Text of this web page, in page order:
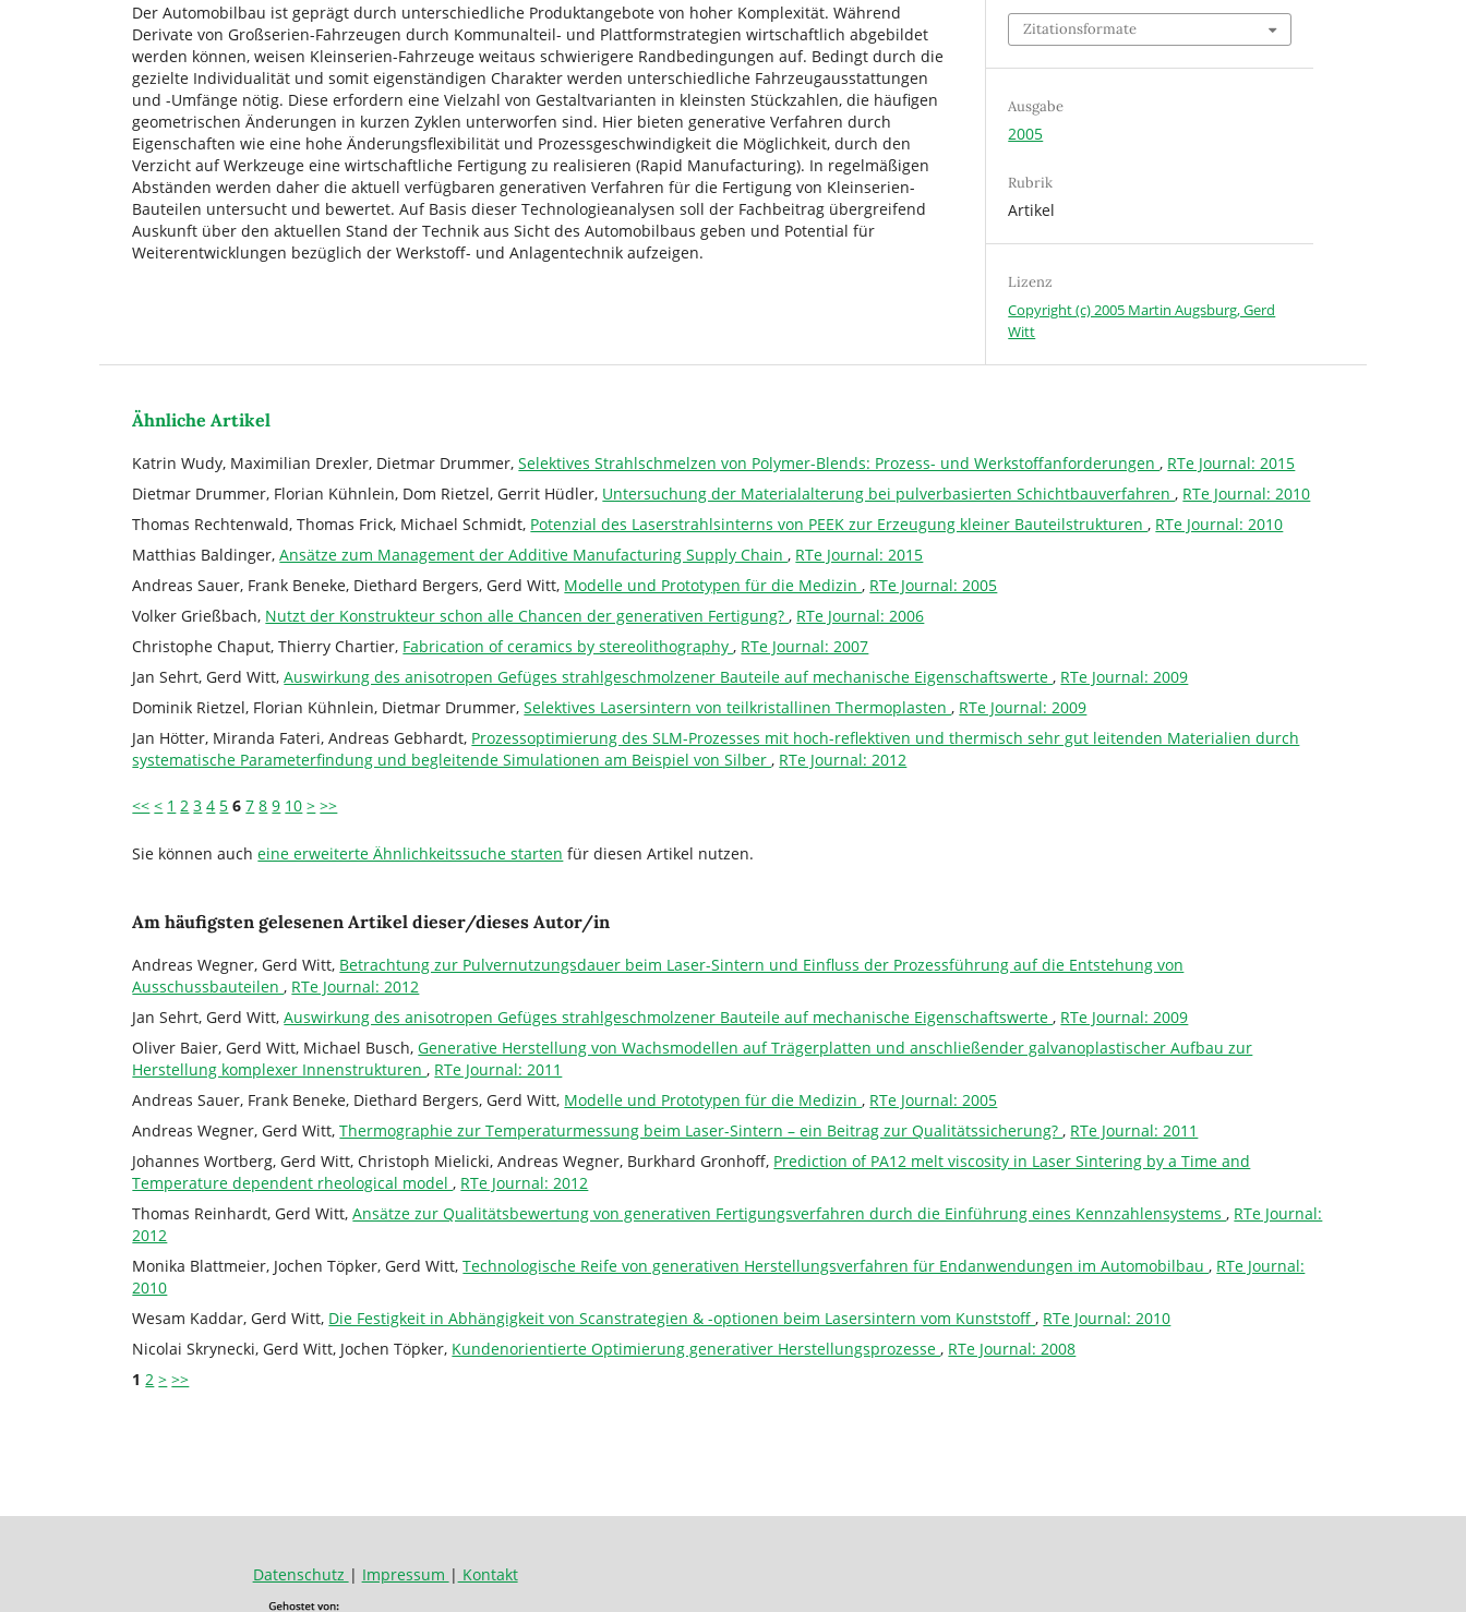
Der Automobilbau ist geprägt durch unterschiedliche Produktangebote von hoher Komplexität. Während
Derivate von Großserien-Fahrzeugen durch Kommunalteil- und Plattformstrategien wirtschaftlich abgebildet
werden können, weisen Kleinserien-Fahrzeuge weitaus schwierigere Randbedingungen auf. Bedingt durch die
gezielte Individualität und somit eigenständigen Charakter werden unterschiedliche Fahrzeugausstattungen
und -Umfänge nötig. Diese erfordern eine Vielzahl von Gestaltvarianten in kleinsten Stückzahlen, die häufigen
geometrischen Änderungen in kurzen Zyklen unterworfen sind. Hier bieten generative Verfahren durch
Eigenschaften wie eine hohe Änderungsflexibilität und Prozessgeschwindigkeit die Möglichkeit, durch den
Verzicht auf Werkzeuge eine wirtschaftliche Fertigung zu realisieren (Rapid Manufacturing). In regelmäßigen
Abständen werden daher die aktuell verfügbaren generativen Verfahren für die Fertigung von Kleinserien-
Bauteilen untersucht und bewertet. Auf Basis dieser Technologieanalysen soll der Fachbeitrag übergreifend
Auskunft über den aktuellen Stand der Technik aus Sicht des Automobilbaus geben und Potential für
Weiterentwicklungen bezüglich der Werkstoff- und Anlagentechnik aufzeigen.
Zitationsformate
Ausgabe
2005
Rubrik
Artikel
Lizenz
Copyright (c) 2005 Martin Augsburg, Gerd
Witt
Ähnliche Artikel
Katrin Wudy, Maximilian Drexler, Dietmar Drummer,Selektives Strahlschmelzen von Polymer-Blends: Prozess- und Werkstoffanforderungen, RTe Journal: 2015
Dietmar Drummer, Florian Kühnlein, Dom Rietzel, Gerrit Hüdler, Untersuchung der Materialalterung bei pulverbasierten Schichtbauverfahren, RTe Journal: 2010
Thomas Rechtenwald, Thomas Frick, Michael Schmidt, Potenzial des Laserstrahlsinterns von PEEK zur Erzeugung kleiner Bauteilstrukturen, RTe Journal: 2010
Matthias Baldinger,Ansätze zum Management der Additive Manufacturing Supply Chain, RTe Journal: 2015
Andreas Sauer, Frank Beneke, Diethard Bergers, Gerd Witt, Modelle und Prototypen für die Medizin, RTe Journal: 2005
Volker Grießbach, Nutzt der Konstrukteur schon alle Chancen der generativen Fertigung?, RTe Journal: 2006
Christophe Chaput, Thierry Chartier, Fabrication of ceramics by stereolithography, RTe Journal: 2007
Jan Sehrt, Gerd Witt,Auswirkung des anisotropen Gefüges strahlgeschmolzener Bauteile auf mechanische Eigenschaftswerte, RTe Journal: 2009
Dominik Rietzel, Florian Kühnlein, Dietmar Drummer,Selektives Lasersintern von teilkristallinen Thermoplasten, RTe Journal: 2009
Jan Hötter, Miranda Fateri, Andreas Gebhardt, Prozessoptimierung des SLM-Prozesses mit hoch-reflektiven und thermisch sehr gut leitenden Materialien durch
systematische Parameterfindung und begleitende Simulationen am Beispiel von Silber, RTe Journal: 2012
<< < 1 2 3 4 5 6 7 8 9 10 > >>
Sie können aucheine erweiterte Ähnlichkeitssuche starten für diesen Artikel nutzen.
Am häufigsten gelesenen Artikel dieser/dieses Autor/in
Andreas Wegner, Gerd Witt, Betrachtung zur Pulvernutzungsdauer beim Laser-Sintern und Einfluss der Prozessführung auf die Entstehung von
Ausschussbauteilen, RTe Journal: 2012
Jan Sehrt, Gerd Witt,Auswirkung des anisotropen Gefüges strahlgeschmolzener Bauteile auf mechanische Eigenschaftswerte, RTe Journal: 2009
Oliver Baier, Gerd Witt, Michael Busch,Generative Herstellung von Wachsmodellen auf Trägerplatten und anschließender galvanoplastischer Aufbau zur
Herstellung komplexer Innenstrukturen, RTe Journal: 2011
Andreas Sauer, Frank Beneke, Diethard Bergers, Gerd Witt, Modelle und Prototypen für die Medizin, RTe Journal: 2005
Andreas Wegner, Gerd Witt,Thermographie zur Temperaturmessung beim Laser-Sintern – ein Beitrag zur Qualitätssicherung?, RTe Journal: 2011
Johannes Wortberg, Gerd Witt, Christoph Mielicki, Andreas Wegner, Burkhard Gronhoff, Prediction of PA12 melt viscosity in Laser Sintering by a Time and
Temperature dependent rheological model, RTe Journal: 2012
Thomas Reinhardt, Gerd Witt,Ansätze zur Qualitätsbewertung von generativen Fertigungsverfahren durch die Einführung eines Kennzahlensystems, RTe Journal:
2012
Monika Blattmeier, Jochen Töpker, Gerd Witt,Technologische Reife von generativen Herstellungsverfahren für Endanwendungen im Automobilbau, RTe Journal:
2010
Wesam Kaddar, Gerd Witt, Die Festigkeit in Abhängigkeit von Scanstrategien & -optionen beim Lasersintern vom Kunststoff, RTe Journal: 2010
Nicolai Skrynecki, Gerd Witt, Jochen Töpker, Kundenorientierte Optimierung generativer Herstellungsprozesse, RTe Journal: 2008
1 2 > >>
Datenschutz | Impressum | Kontakt